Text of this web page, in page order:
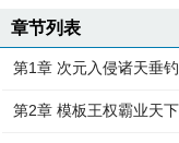
章节列表
第1章 次元入侵诸天垂
第2章 模板王权霸业天